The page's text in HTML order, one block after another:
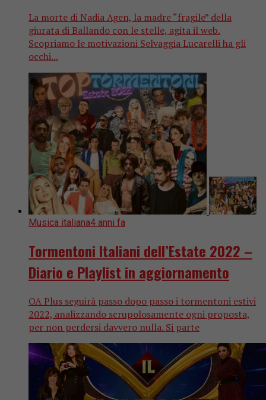
La morte di Nadia Agen, la madre “fragile” della
giurata di Ballando con le stelle, agita il web.
Scopriamo le motivazioni Selvaggia Lucarelli ha gli
occhi...
Musica italiana4 anni fa
Tormentoni Italiani dell’Estate 2022 –
Diario e Playlist in aggiornamento
OA Plus seguirà passo dopo passo i tormentoni estivi
2022, analizzando scrupolosamente ogni proposta,
per non perdersi davvero nulla. Si parte